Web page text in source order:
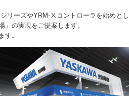
リーズやYRM-Ⅹコントローラを始めと
の実現をご提案します。
す。